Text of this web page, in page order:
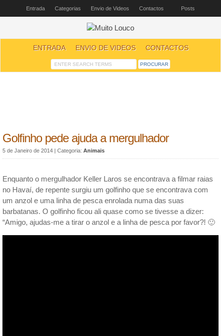
Entrada Categorias Envio de Videos Contactos Posts
ENTRADA ENVIO DE VIDEOS CONTACTOS
Golfinho pede ajuda a mergulhador
5 de Janeiro de 2014 | Categoria: Animais
Enquanto o mergulhador Keller Laros se encontrava a filmar raias
no Havaí, de repente surgiu um golfinho que se encontrava com
um anzol e uma linha de pesca enrolada numa das suas
barbatanas. O golfinho ficou ali quase como se tivesse a dizer:
“Amigo, ajudas-me a tirar o anzol e a linha de pesca por favor?! 🙂